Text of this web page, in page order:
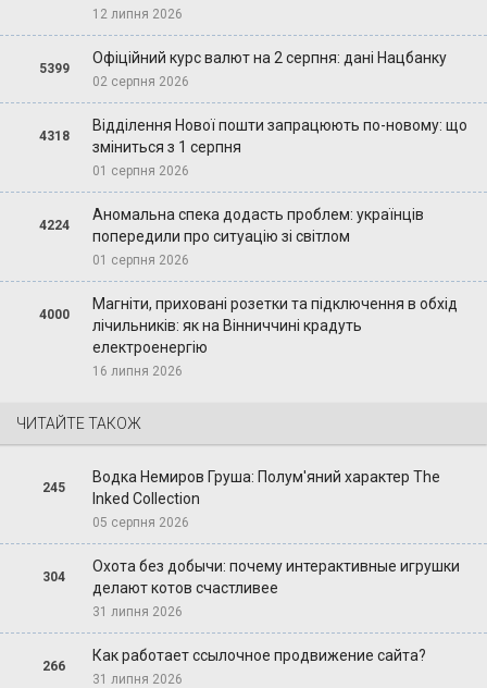
12 липня 2026
5399
Офіційний курс валют на 2 серпня: дані Нацбанку
02 серпня 2026
4318
Відділення Нової пошти запрацюють по-новому: що
зміниться з 1 серпня
01 серпня 2026
4224
Аномальна спека додасть проблем: українців
попередили про ситуацію зі світлом
01 серпня 2026
4000
Магніти, приховані розетки та підключення в обхід
лічильників: як на Вінниччині крадуть
електроенергію
16 липня 2026
ЧИТАЙТЕ ТАКОЖ
245
Водка Немиров Груша: Полум'яний характер The
Inked Collection
05 серпня 2026
304
Охота без добычи: почему интерактивные игрушки
делают котов счастливее
31 липня 2026
266
Как работает ссылочное продвижение сайта?
31 липня 2026